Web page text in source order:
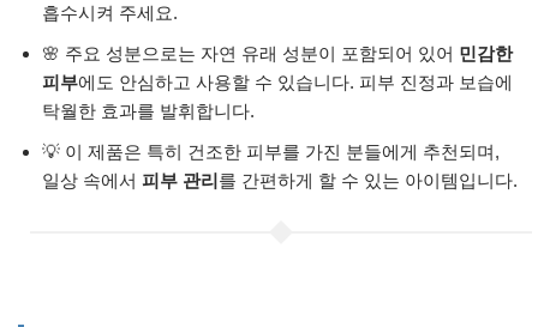
흡수시켜 주세요.
🌸 주요 성분으로는 자연 유래 성분이 포함되어 있어 민감한
피부에도 안심하고 사용할 수 있습니다. 피부 진정과 보습에
탁월한 효과를 발휘합니다.
💡 이 제품은 특히 건조한 피부를 가진 분들에게 추천되며,
일상 속에서 피부 관리를 간편하게 할 수 있는 아이템입니다.